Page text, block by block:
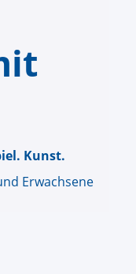
Kunst.
Erwachsene